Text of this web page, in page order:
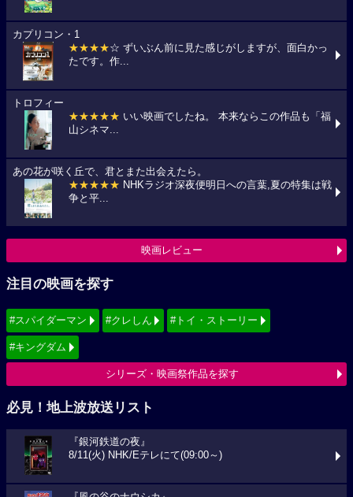
カプリコン・1
★★★★☆ ずいぶん前に見た感じがしますが、面白かっ
たです。作...
トロフィー
★★★★★ いい映画でしたね。 本来ならこの作品も「福
山シネマ...
あの花が咲く丘で、君とまた出会えたら。
★★★★★ NHKラジオ深夜便明日への言葉,夏の特集は戦
争と平...
映画レビュー
注目の映画を探す
#スパイダーマン #クレしん #トイ・ストーリー
#キングダム
シリーズ・映画祭作品を探す
必見！地上波放送リスト
『銀河鉄道の夜』
8/11(火) NHK/Eテレにて(09:00～)